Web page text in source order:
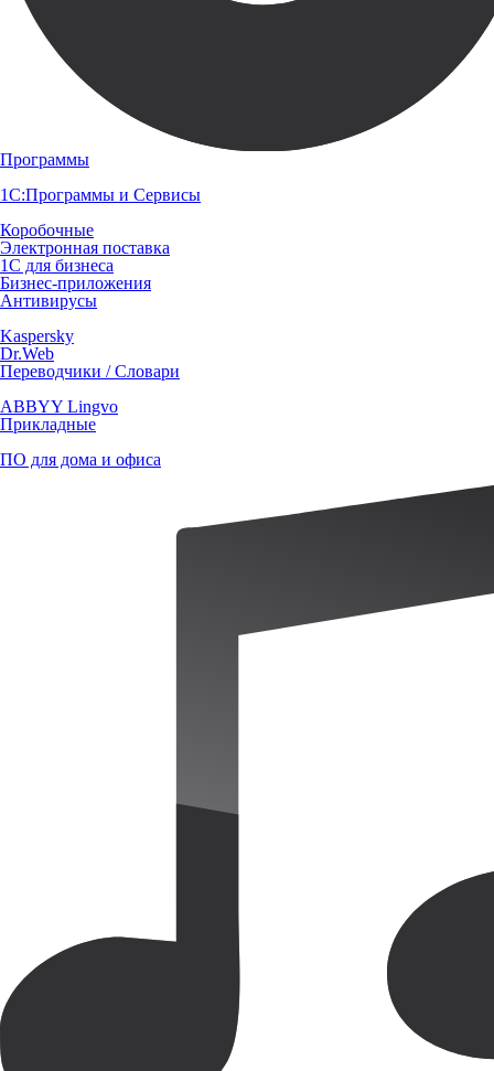
Программы
1С:Программы и Сервисы
Коробочные
Электронная поставка
1С для бизнеса
Бизнес-приложения
Антивирусы
Kaspersky
Dr.Web
Переводчики / Словари
ABBYY Lingvo
Прикладные
ПО для дома и офиса